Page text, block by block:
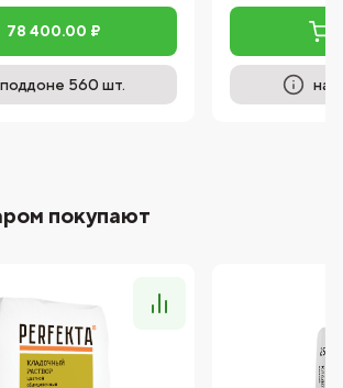
78 400.00 ₽
560 шт. на
покупают